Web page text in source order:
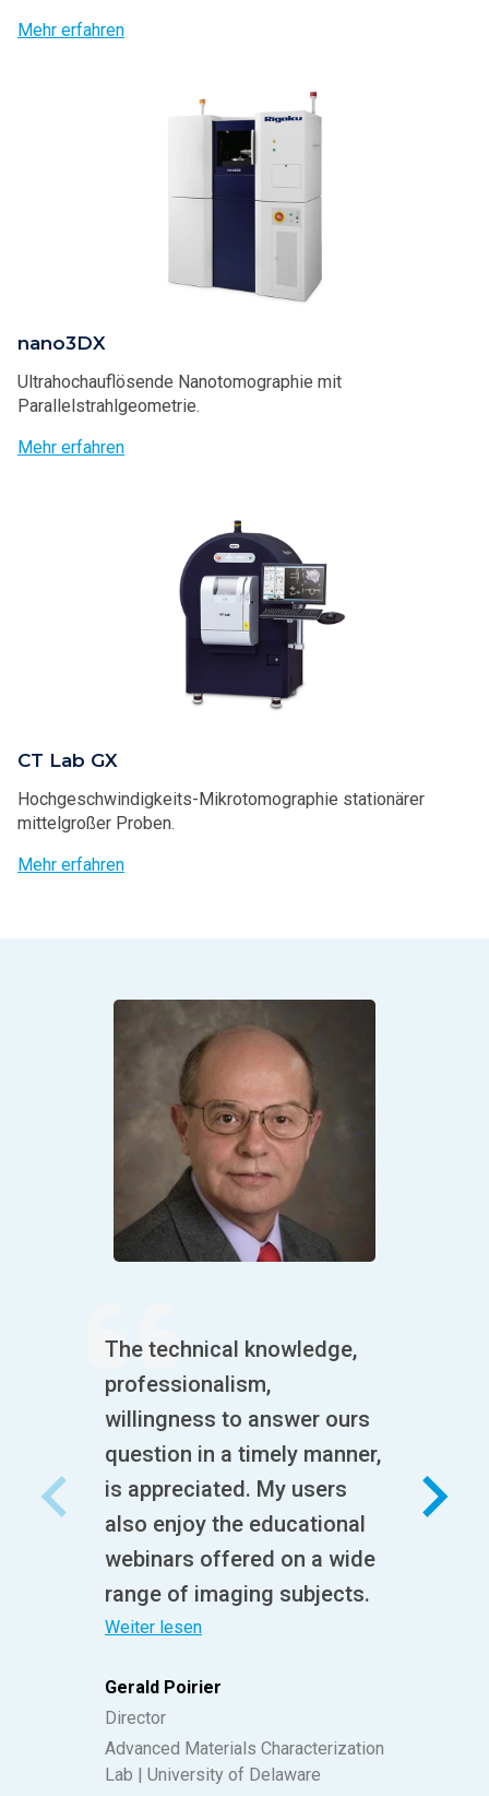
Mehr erfahren
nano3DX
Ultrahochauflösende Nanotomographie mit
Parallelstrahlgeometrie.
Mehr erfahren
CT Lab GX
Hochgeschwindigkeits-Mikrotomographie stationärer
mittelgroßer Proben.
Mehr erfahren
The technical knowledge,
professionalism,
willingness to answer ours
question in a timely manner,
is appreciated. My users
also enjoy the educational
webinars offered on a wide
range of imaging subjects.
Weiter lesen
Gerald Poirier
Director
Advanced Materials Characterization
Lab | University of Delaware